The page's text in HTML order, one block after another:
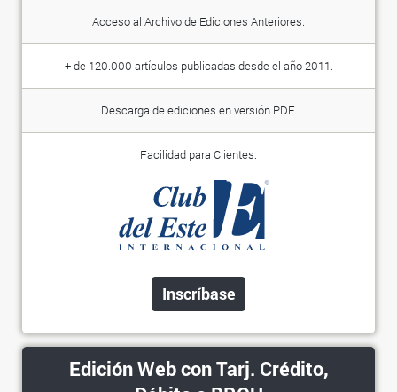
Acceso al Archivo de Ediciones Anteriores.
+ de 120.000 artículos publicadas desde el año 2011.
Descarga de ediciones en versión PDF.
Facilidad para Clientes:
Inscríbase
Edición Web con Tarj. Crédito,